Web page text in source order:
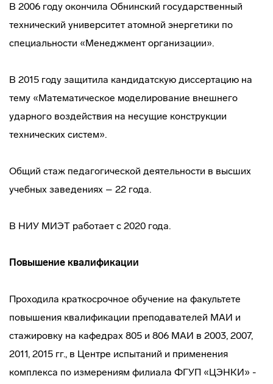
В 2006 году окончила Обнинский государственный
технический университет атомной энергетики по
специальности «Менеджмент организации».
В 2015 году защитила кандидатскую диссертацию на
тему «Математическое моделирование внешнего
ударного воздействия на несущие конструкции
технических систем».
Общий стаж педагогической деятельности в высших
учебных заведениях – 22 года.
В НИУ МИЭТ работает с 2020 года.
Повышение квалификации
Проходила краткосрочное обучение на факультете
повышения квалификации преподавателей МАИ и
стажировку на кафедрах 805 и 806 МАИ в 2003, 2007,
2011, 2015 гг., в Центре испытаний и применения
комплекса по измерениям филиала ФГУП «ЦЭНКИ» -